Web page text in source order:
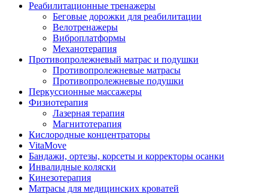
Реабилитационные тренажеры
Беговые дорожки для реабилитации
Велотренажеры
Виброплатформы
Механотерапия
Противопролежневый матрас и подушки
Противопролежневые матрасы
Противопролежневые подушки
Перкуссионные массажеры
Физиотерапия
Лазерная терапия
Магнитотерапия
Кислородные концентраторы
VitaMove
Бандажи, ортезы, корсеты и корректоры осанки
Инвалидные коляски
Кинезотерапия
Матрасы для медицинских кроватей